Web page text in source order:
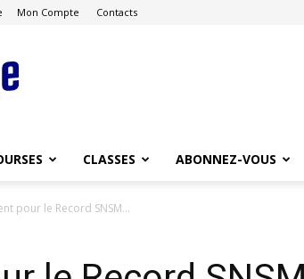
Mon Compte Contacts
CLASSES ABONNEZ-VOUS
pour le Record SNSM…